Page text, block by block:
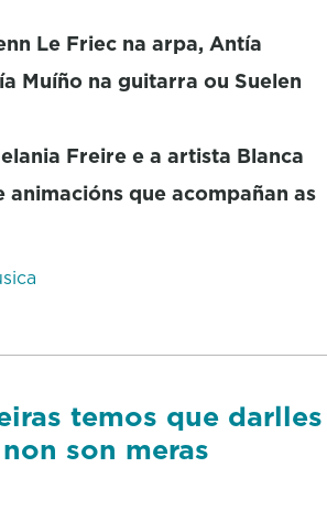
Le Friec na arpa, Antía
Muíño na guitarra ou Suelen
Freire e a artista Blanca
animacións que acompañan as
temos que darlles
son meras